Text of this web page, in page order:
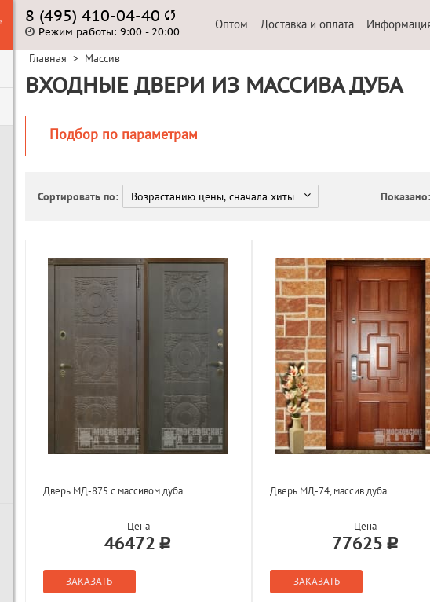
8 (495) 410-04-40
Режим работы: 9:00 - 20:00
Оптом Доставка и оплата
Главная > Массив
ВХОДНЫЕ ДВЕРИ ИЗ МАССИВА ДУБА
Подбор по параметрам
Сортировать по: Показано:
Дверь МД-875 с массивом дуба
Цена
46472
ЗАКАЗАТЬ
Дверь МД-74, массив дуба
Цена
77625
ЗАКАЗАТЬ